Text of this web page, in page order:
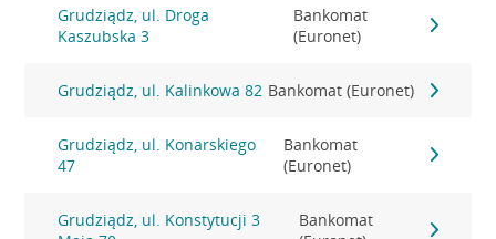
Grudziądz, ul. Droga
Kaszubska 3
Bankomat
(Euronet)
Grudziądz, ul. Kalinkowa 82 Bankomat (Euronet)
Grudziądz, ul. Konarskiego
47
Bankomat
(Euronet)
Grudziądz, ul. Konstytucji 3
Bankomat